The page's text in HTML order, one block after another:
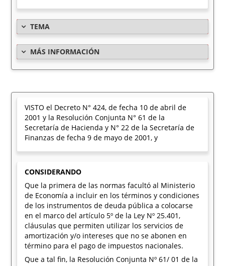
TEMA
MÁS INFORMACIÓN
VISTO el Decreto N° 424, de fecha 10 de abril de
2001 y la Resolución Conjunta N° 61 de la
Secretaría de Hacienda y N° 22 de la Secretaría de
Finanzas de fecha 9 de mayo de 2001, y
CONSIDERANDO
Que la primera de las normas facultó al Ministerio
de Economía a incluir en los términos y condiciones
de los instrumentos de deuda pública a colocarse
en el marco del artículo 5º de la Ley Nº 25.401,
cláusulas que permiten utilizar los servicios de
amortización y/o intereses que no se abonen en
término para el pago de impuestos nacionales.
Que a tal fin, la Resolución Conjunta Nº 61/ 01 de la